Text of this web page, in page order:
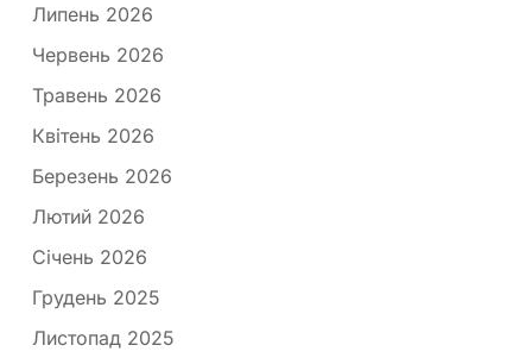
Липень 2026
Червень 2026
Травень 2026
Квітень 2026
Березень 2026
Лютий 2026
Січень 2026
Грудень 2025
Листопад 2025